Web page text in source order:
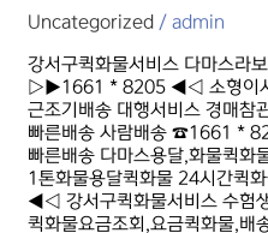
Uncategorized /admin
강서구퀵화물서비스 다마스라
▷▶1661 * 8205 ◀◁ 소형이
근조기배송 대행서비스 경매참
빠른배송 사람배송 ☎1661 *
빠른배송 다마스용달,화물퀵화
1톤화물용달퀵화물 24시간
◀◁ 강서구퀵화물서비스 수험
퀵화물요금조회,요금퀵화물,배